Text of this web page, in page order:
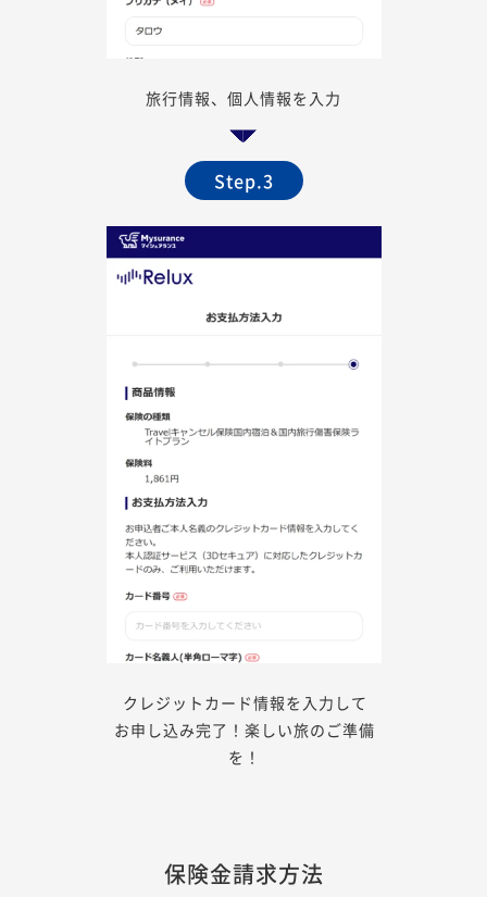
旅行情報、個人情報を入力
Step.3
クレジットカード情報を入力して
お申し込み完了！楽しい旅のご準備
を！
保険金請求方法